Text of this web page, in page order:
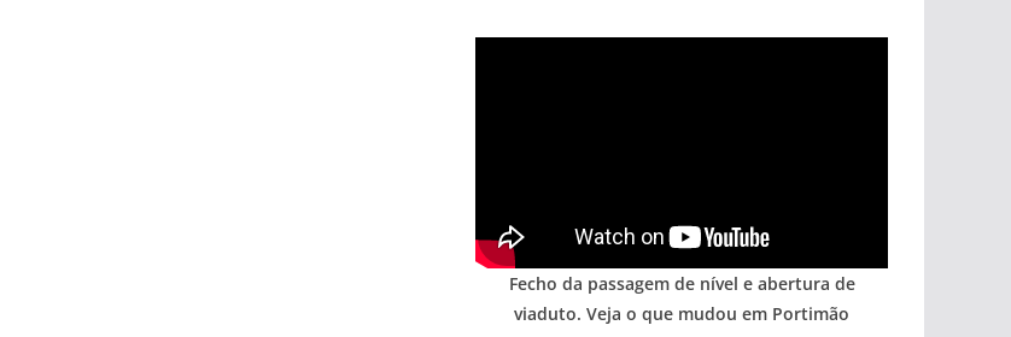
Fecho da passagem de nível e abertura de
viaduto. Veja o que mudou em Portimão